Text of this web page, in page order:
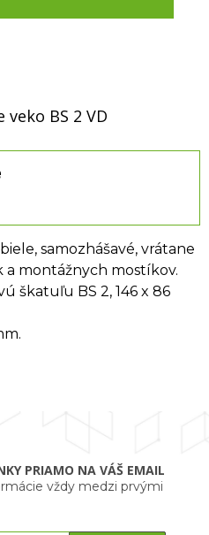
veko BS 2 VD
samozhášavé, vrátane
montážnych mostíkov.
škatuľu BS 2, 146 x 86
PRIAMO NA VÁŠ EMAIL
vždy medzi prvými